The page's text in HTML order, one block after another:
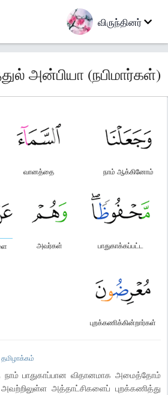
விருந்தினர்
அன்பியா (நபிமார்கள்)
நாம் ஆக்கினோம்
வானத்தை
பாதுகாக்கப்பட்ட
அவர்கள்
புறக்கணிக்கின்றார்கள்
பாதுகாப்பான விதானமாக அமைத்தோம்
அத்தாட்சிகளைப் புறக்கணித்து